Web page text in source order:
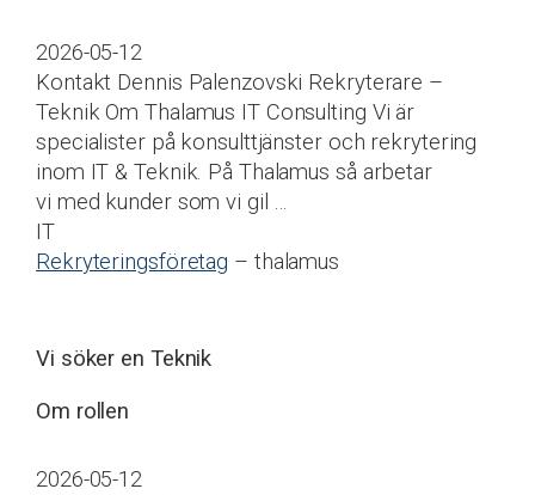
2026-05-12
Kontakt Dennis Palenzovski Rekryterare –
Teknik Om Thalamus IT Consulting Vi är
specialister på konsulttjänster och rekrytering
inom IT & Teknik. På Thalamus så arbetar
vi med kunder som vi gil …
IT
Rekryteringsföretag – thalamus
Vi söker en Teknik
Om rollen
2026-05-12